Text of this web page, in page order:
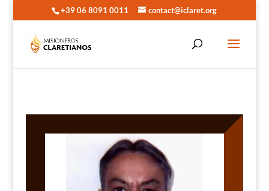
+39 06 8091 0011 contact@iclaret.org